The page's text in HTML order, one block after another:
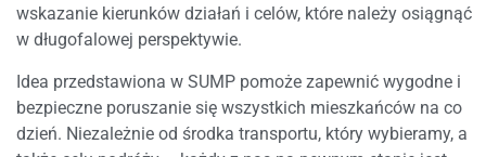
wskazanie kierunków działań i celów, które należy osiągnąć
w długofalowej perspektywie.
Idea przedstawiona w SUMP pomoże zapewnić wygodne i
bezpieczne poruszanie się wszystkich mieszkańców na co
dzień. Niezależnie od środka transportu, który wybieramy, a